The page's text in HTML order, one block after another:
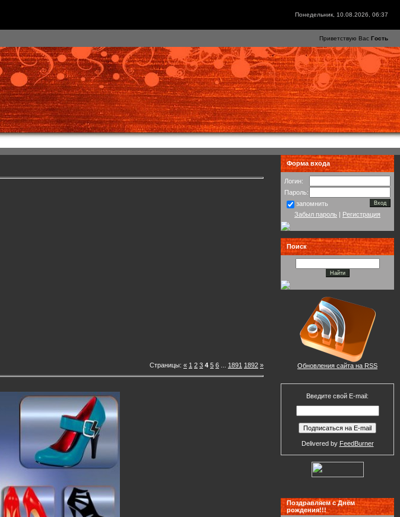
Понедельник, 10.08.2026, 06:37
Приветствую Вас Гость
Страницы: « 1 2 3 4 5 6 1891 1892 »
Форма входа
Логин:
Пароль:
запомнить
Забыл пароль | Регистрация
Поиск
Обновления сайта на RSS
Введите свой E-mail:
Delivered by FeedBurner
Поздравляем с Днём
рождения!!!